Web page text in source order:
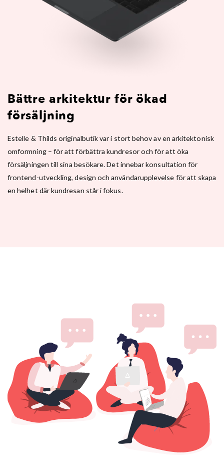
Bättre arkitektur för ökad
försäljning
Estelle & Thilds originalbutik var i stort behov av en arkitektonisk
omformning – för att förbättra kundresor och för att öka
försäljningen till sina besökare. Det innebar konsultation för
frontend-utveckling, design och användarupplevelse för att skapa
en helhet där kundresan står i fokus.